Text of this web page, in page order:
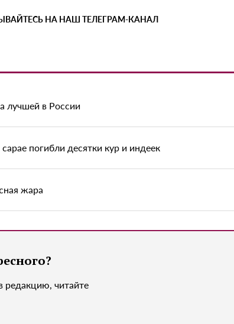
НА НАШ ТЕЛЕГРАМ-КАНАЛ
лучшей в России
погибли десятки кур и индеек
жара
редакцию, читайте